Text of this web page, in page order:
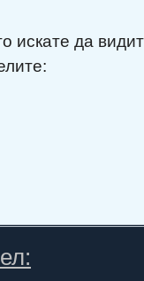
искате да